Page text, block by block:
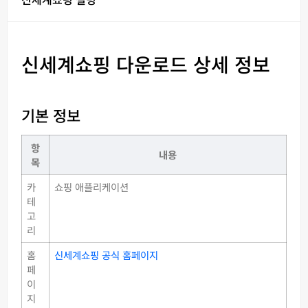
신세계쇼핑 다운로드 상세 정보
기본 정보
항
목
내용
카
테
고
리
쇼핑 애플리케이션
홈
페
이
지
신세계쇼핑 공식 홈페이지